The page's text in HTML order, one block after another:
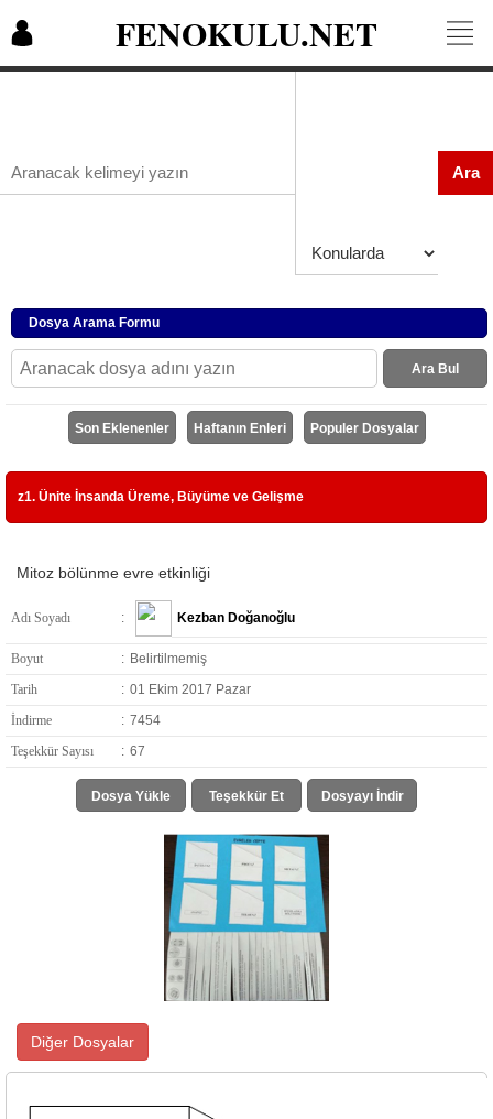
FENOKULU.NET
Ara
Dosya Arama Formu
Ara Bul
Son Eklenenler Haftanın Enleri Populer Dosyalar
z1. Ünite İnsanda Üreme, Büyüme ve Gelişme
Mitoz bölünme evre etkinliği
Adı Soyadı : Kezban Doğanoğlu
Boyut : Belirtilmemiş
Tarih
: 01 Ekim 2017 Pazar
İndirme
: 7454
Teşekkür Sayısı
: 67
Dosya Yükle Teşekkür Et Dosyayı İndir
Diğer Dosyalar